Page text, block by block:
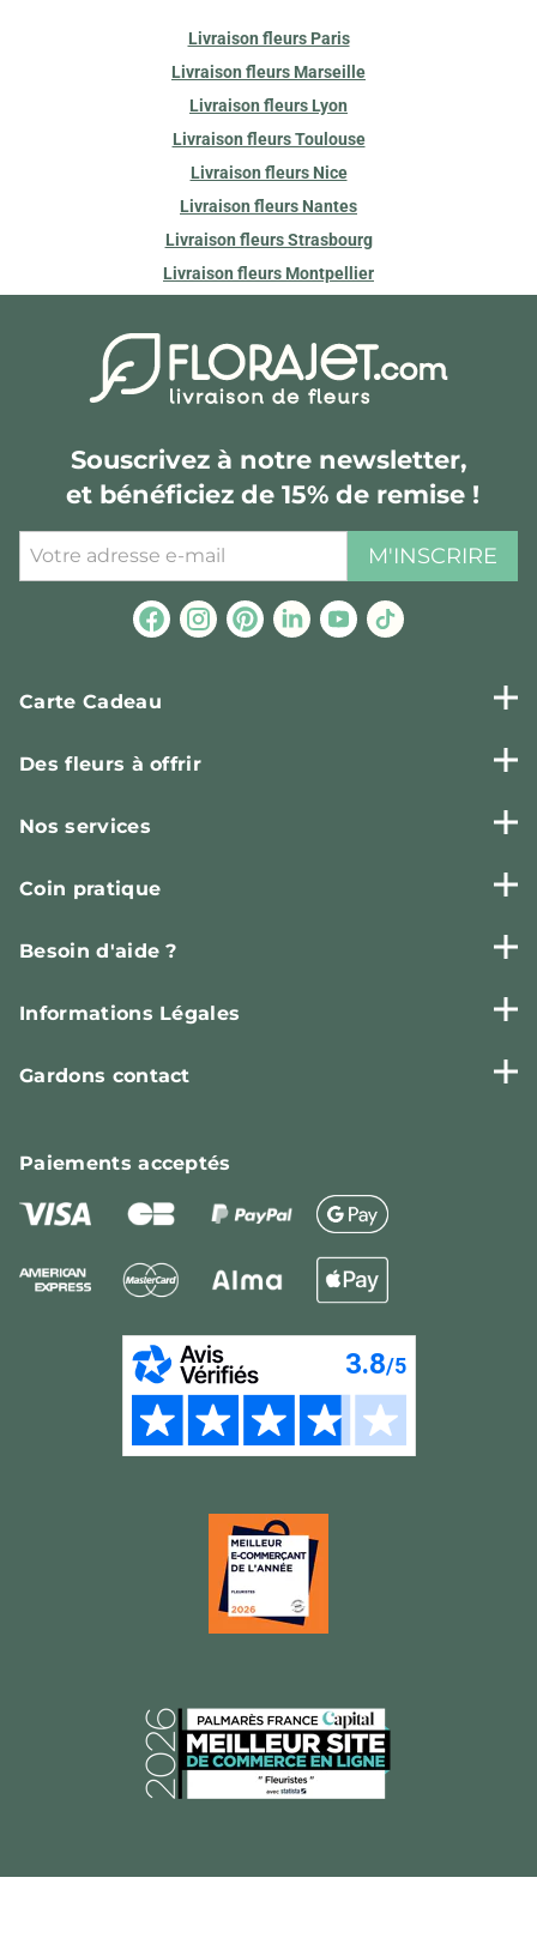
Livraison fleurs Paris
Livraison fleurs Marseille
Livraison fleurs Lyon
Livraison fleurs Toulouse
Livraison fleurs Nice
Livraison fleurs Nantes
Livraison fleurs Strasbourg
Livraison fleurs Montpellier
Souscrivez à notre newsletter,
et bénéficiez de 15% de remise !
M'INSCRIRE
Carte Cadeau
Des fleurs à offrir
Nos services
Coin pratique
Besoin d'aide ?
Informations Légales
Gardons contact
Paiementsacceptés